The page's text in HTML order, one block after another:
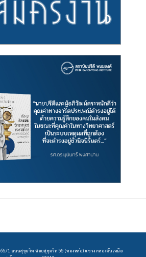
65/1 ถนนสุขุมวิท ซอยสุขุมวิท 55 (ทองหล่อ) แขวง คลองตันเหนือ